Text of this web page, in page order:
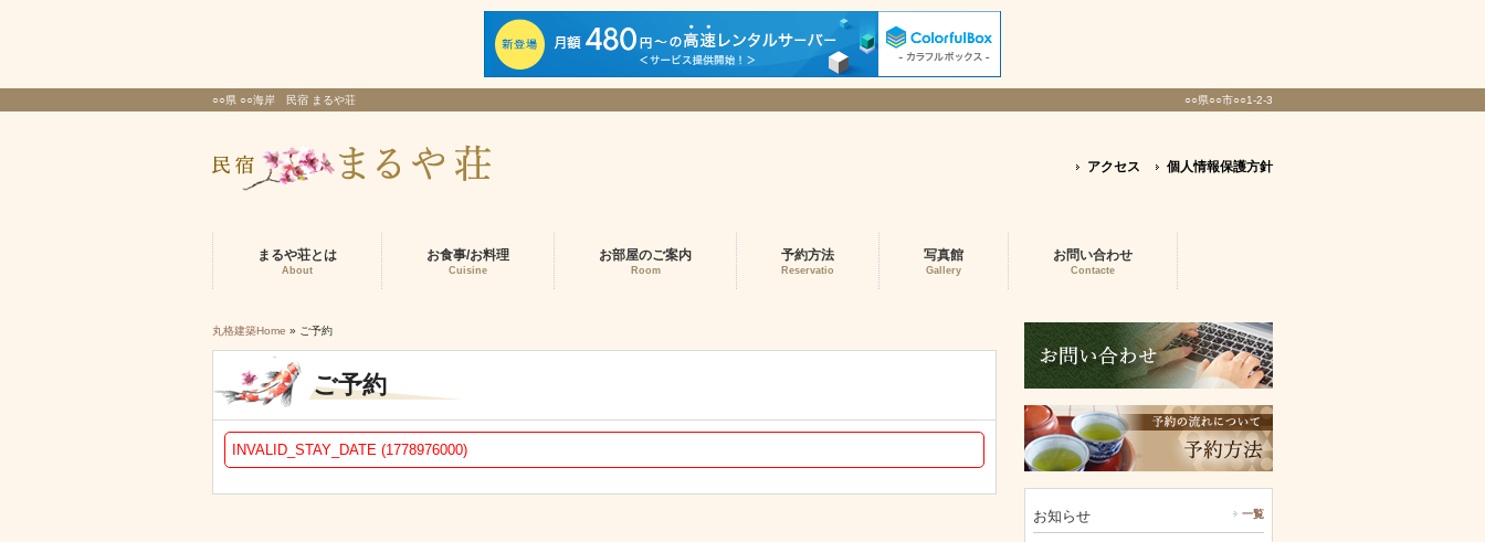
○○県 ○○海岸 民宿 まるや荘 ○○県○○市○○1-2-3
アクセス 個人情報保護方針
まるや荘とは
About
お食事/お料理
Cuisine
お部屋のご案内
Room
予約方法
Reservatio
写真館
Gallery
お問い合わせ
Contacte
丸格建築Home » ご予約
ご予約
INVALID_STAY_DATE (1778976000)
お知らせ 一覧